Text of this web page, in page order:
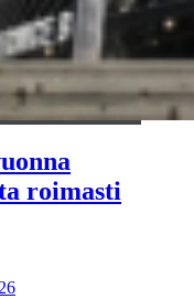
roimasti